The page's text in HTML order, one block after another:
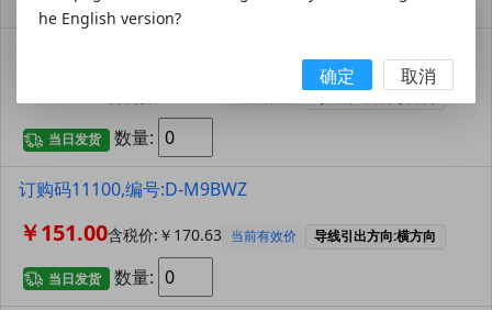
当日发货 数量:
订购码11100,编号:D-M9BWZ
￥151.00含税价:￥170.63 当前有效价 导线引出方向:横方向
当日发货 数量:
he English version?
确定 取消